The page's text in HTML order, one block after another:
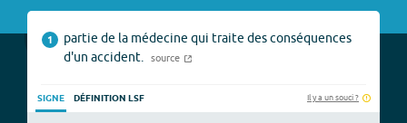
1
partie de la médecine qui traite des conséquences
d'un accident.
source
SIGNE DÉFINITION LSF Il y a un souci ?